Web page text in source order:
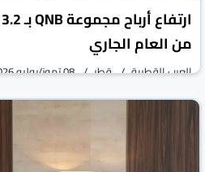
من العام الجاري
العرب القطرية قطر 08 تموز/يوليو 2026